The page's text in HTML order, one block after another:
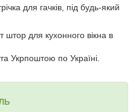
для гачків, під будь-який
штор для кухонного вікна в
Укрпоштою по Україні.